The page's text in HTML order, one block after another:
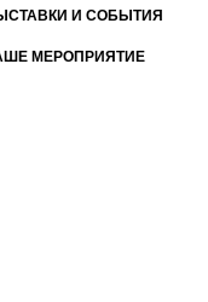
И СОБЫТИЯ
МЕРОПРИЯТИЕ